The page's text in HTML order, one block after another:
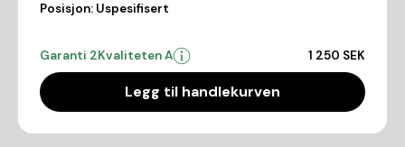
Posisjon: Uspesifisert
Garanti 2Kvaliteten A 1 250 SEK
Legg til handlekurven